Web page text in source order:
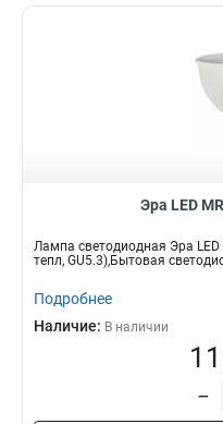
Эра LED
Лампа светодиодная Эра LED
тепл, GU5.3),Бытовая
Подробнее
Наличие: В наличии
–